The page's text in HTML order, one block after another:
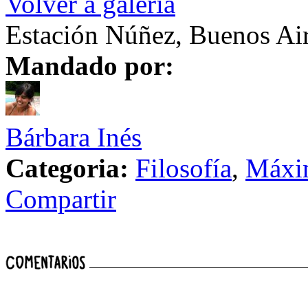
Estación Núñez, Buenos
Mandado por:
Bárbara Inés
Categoria: Filosofía,
Compartir